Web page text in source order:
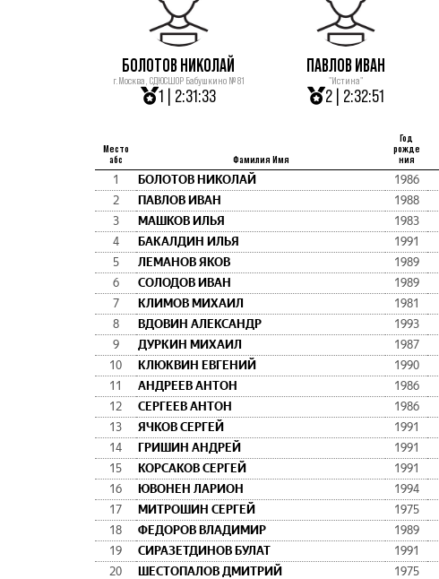
БОЛОТОВ НИКОЛАЙ
г.Москва, СДЮСШОР Бабушкино № 81
1 | 2:31:33
ПАВЛОВ ИВАН
"Истина"
2 | 2:32:51
Место
абс
Фамилия Имя
Год
рожде
ния
1 БОЛОТОВ НИКОЛАЙ 1986
2
ПАВЛОВ ИВАН 1988
3
МАШКОВ ИЛЬЯ 1983
4
БАКАЛДИН ИЛЬЯ 1991
5
ЛЕМАНОВ ЯКОВ 1989
6
СОЛОДОВ ИВАН 1989
7
КЛИМОВ МИХАИЛ 1981
8
ВДОВИН АЛЕКСАНДР 1993
9
ДУРКИН МИХАИЛ 1987
10
КЛЮКВИН ЕВГЕНИЙ 1990
11
АНДРЕЕВ АНТОН 1986
12
СЕРГЕЕВ АНТОН 1986
13
ЯЧКОВ СЕРГЕЙ 1991
14
ГРИШИН АНДРЕЙ 1991
15
КОРСАКОВ СЕРГЕЙ 1991
16
ЮВОНЕН ЛАРИОН 1994
17
МИТРОШИН СЕРГЕЙ 1975
18
ФЕДОРОВ ВЛАДИМИР 1989
19
СИРАЗЕТДИНОВ БУЛАТ 1991
20
ШЕСТОПАЛОВ ДМИТРИЙ 1975